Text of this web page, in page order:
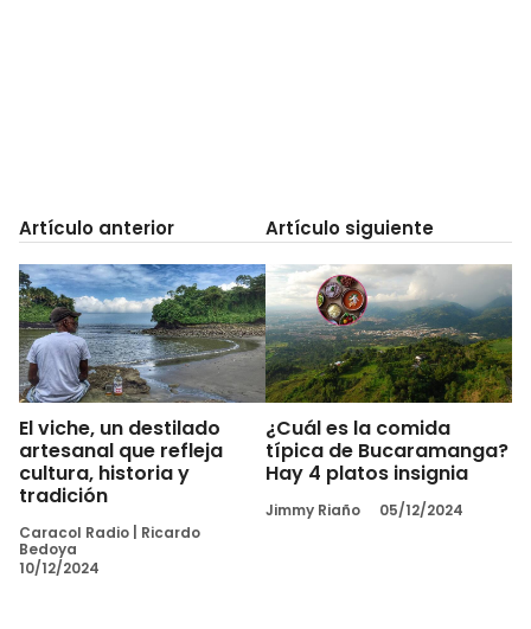
Artículo anterior
El viche, un destilado
artesanal que refleja
cultura, historia y
tradición
Caracol Radio
Ricardo
Bedoya
10/12/2024
Artículo siguiente
¿Cuál es la comida
típica de Bucaramanga?
Hay 4 platos insignia
Jimmy Riaño 05/12/2024